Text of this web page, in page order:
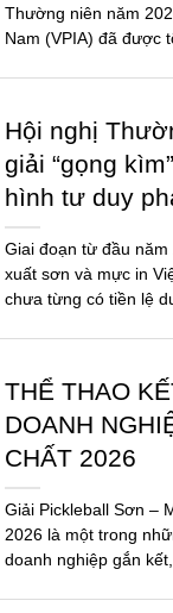
Thường niên năm
Nam (VPIA) đã được
Hội nghị
giải “gọng
hình tư duy
Giai đoạn từ đầu
xuất sơn và mực in
chưa từng có tiền lệ
THỂ THAO
DOANH
CHẤT 2026
Giải Pickleball Sơn –
2026 là một trong
doanh nghiệp gắn